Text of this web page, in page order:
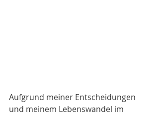
Aufgrund meiner Entscheidungen
und meinem Lebenswandel im